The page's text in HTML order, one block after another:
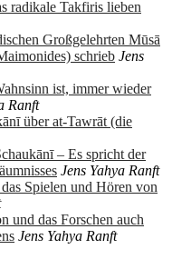
radikale Takfiris lieben
Großgelehrten Mūsā
schrieb Jens
ist, immer wieder
Ranft
über at-Tawrāt (die
– Es spricht der
Jens Yahya Ranft
Spielen und Hören von
und das Forschen auch
Jens Yahya Ranft